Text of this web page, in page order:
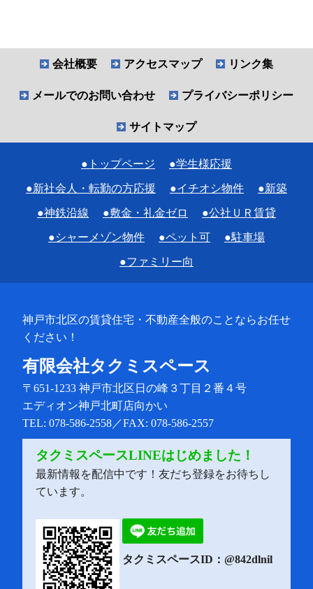
会社概要 アクセスマップ リンク集
メールでのお問い合わせ プライバシーポリシー
サイトマップ
●トップページ ●学生様応援
●新社会人・転勤の方応援 ●イチオシ物件 ●新築
●神鉄沿線 ●敷金・礼金ゼロ ●公社ＵＲ賃貸
●シャーメゾン物件 ●ペット可 ●駐車場
●ファミリー向
神戸市北区の賃貸住宅・不動産全般のことならお任せ
ください！
有限会社タクミスペース
〒651-1233 神戸市北区日の峰３丁目２番４号
エディオン神戸北町店向かい
TEL: 078-586-2558／FAX: 078-586-2557
タクミスペースLINEはじめました！
最新情報を配信中です！友だち登録をお待ちし
ています。
タクミスペースID：@842dlnil